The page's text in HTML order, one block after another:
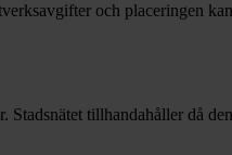
och placeringen
tillhandahåller då